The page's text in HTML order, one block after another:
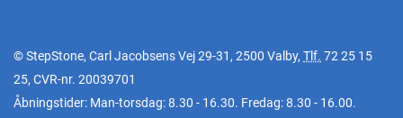
© StepStone, Carl Jacobsens Vej 29-31, 2500 Valby, Tlf. 72 25 15
25, CVR-nr. 20039701
Åbningstider: Man-torsdag: 8.30 - 16.30. Fredag: 8.30 - 16.00.